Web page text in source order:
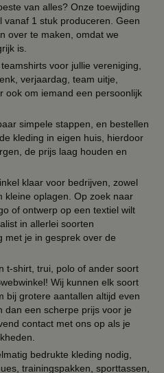
van alles? Onze toewijding
vanaf 1 stuk produceren. Geen
over te maken, omdat we
is.
voor jullie vereniging,
verjaardag, team uitje,
ook om iemand een persoonlijk
simpele stappen, en bestellen
kleding in eigen huis, hierdoor
de prijs laag houden en
klaar voor bedrijven, zowel
kleine oplagen. Op zoek naar
of ontwerp op een textiel wilt
in allerlei soorten
met je in gesprek over de
t-shirt, trui, polo of ander soort
Wij kunnen elk soort
bij grotere aantallen altijd even
dan een scherpe prijs voor je
contact met ons op als je
bedrukte kleding nodig,
trainingspakken, sporttassen,